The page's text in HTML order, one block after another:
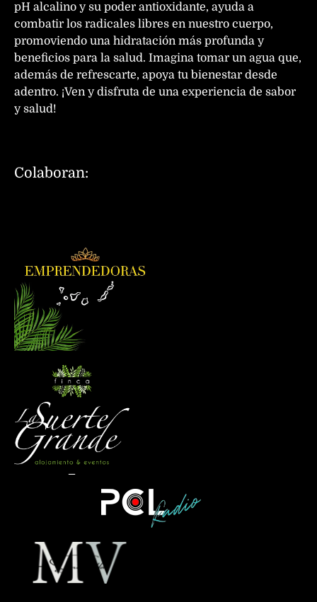
pH alcalino y su poder antioxidante, ayuda a
combatir los radicales libres en nuestro cuerpo,
promoviendo una hidratación más profunda y
beneficios para la salud. Imagina tomar un agua que,
además de refrescarte, apoya tu bienestar desde
adentro. ¡Ven y disfruta de una experiencia de sabor
y salud!
Colaboran: